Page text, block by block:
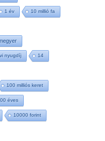
1 év 10 millió fa
nyugdíj 14
100 milliós keret
éves
10000 forint